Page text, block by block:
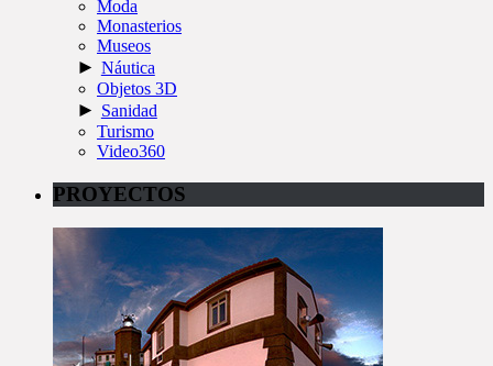
Moda
Monasterios
Museos
► Náutica
Objetos 3D
► Sanidad
Turismo
Video360
PROYECTOS